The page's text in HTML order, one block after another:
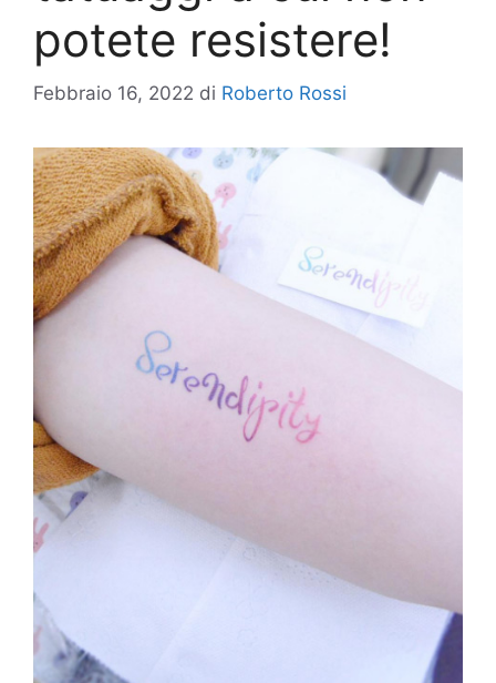
potete resistere!
Febbraio 16, 2022 di Roberto Rossi